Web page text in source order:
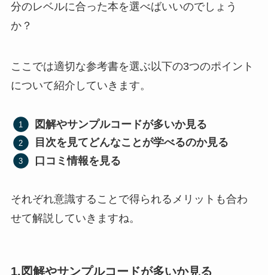
分のレベルに合った本を選べばいいのでしょう
か？
ここでは適切な参考書を選ぶ以下の3つのポイント
について紹介していきます。
図解やサンプルコードが多いか見る
目次を見てどんなことが学べるのか見る
口コミ情報を見る
それぞれ意識することで得られるメリットも合わ
せて解説していきますね。
1.図解やサンプルコードが多いか見る